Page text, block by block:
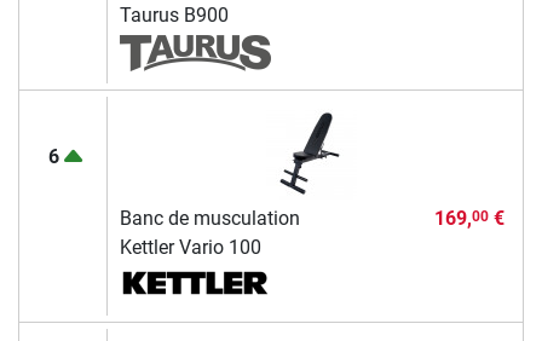
Taurus B900
6
Banc de musculation
Kettler Vario 100
169,00€